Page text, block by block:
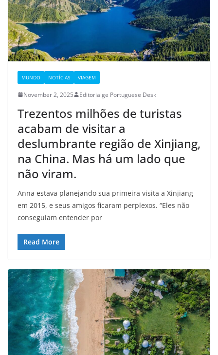
MUNDO NOTÍCIAS VIAGEM
November 2, 2025 Editorialge Portuguese Desk
Trezentos milhões de turistas
acabam de visitar a
deslumbrante região de Xinjiang,
na China. Mas há um lado que
não viram.
Anna estava planejando sua primeira visita a Xinjiang
em 2015, e seus amigos ficaram perplexos. “Eles não
conseguiam entender por
Read More